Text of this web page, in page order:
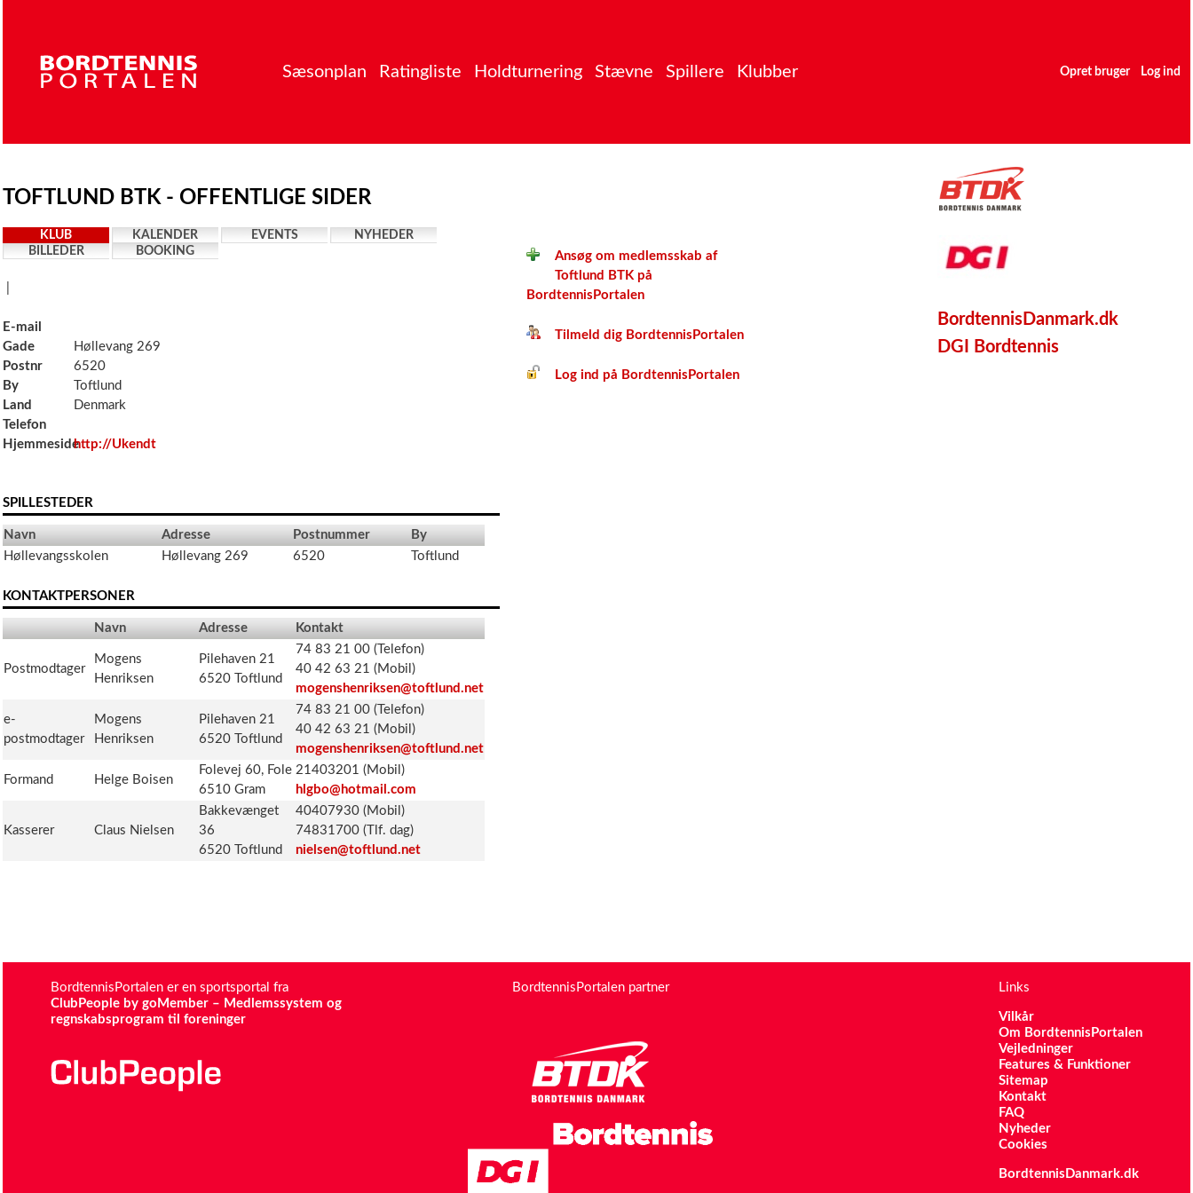
Sæsonplan Ratingliste Holdturnering Stævne Spillere Klubber Opret bruger Log ind
TOFTLUND BTK - OFFENTLIGE SIDER
KLUB KALENDER EVENTS
NYHEDER
BILLEDER
BOOKING
E-mail
Gade
Høllevang 269
Postnr
6520
By
Toftlund
Land
Denmark
Telefon
Hjemmesidehttp://Ukendt
SPILLESTEDER
Navn Adresse Postnummer
By
Høllevangsskolen
Høllevang 269 6520 Toftlund
KONTAKTPERSONER
Navn Adresse Kontakt
Postmodtager
Mogens
Henriksen
Pilehaven 21
6520 Toftlund
74 83 21 00 (Telefon)
40 42 63 21 (Mobil)
mogenshenriksen@toftlund.net
e-
postmodtager
Mogens
Henriksen
Pilehaven 21
6520 Toftlund
74 83 21 00 (Telefon)
40 42 63 21 (Mobil)
mogenshenriksen@toftlund.net
Formand Helge Boisen
Folevej 60, Fole
6510 Gram
21403201 (Mobil)
hlgbo@hotmail.com
Kasserer Claus Nielsen
Bakkevænget
36
6520 Toftlund
40407930 (Mobil)
74831700 (Tlf. dag)
nielsen@toftlund.net
Ansøg om medlemsskab af
Toftlund BTK på
BordtennisPortalen
Tilmeld dig BordtennisPortalen
Log ind på BordtennisPortalen
BordtennisDanmark.dk
DGI Bordtennis
BordtennisPortalen er en sportsportal fra
ClubPeople by goMember – Medlemssystem og
regnskabsprogram til foreninger
BordtennisPortalen partner Links
Vilkår
Om BordtennisPortalen
Vejledninger
Features & Funktioner
Sitemap
Kontakt
FAQ
Nyheder
Cookies
BordtennisDanmark.dk